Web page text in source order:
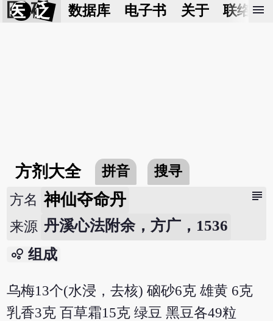
医 砭 数据库 电子书 关于 联络我
menu
方剂大全 拼音 搜寻
subject
方名 神仙夺命丹
来源 丹溪心法附余，方广，1536
bubble_chart 组成
乌梅13个(水浸，去核) 硇砂6克 雄黄 6克
乳香3克 百草霜15克 绿豆 黑豆各49粒